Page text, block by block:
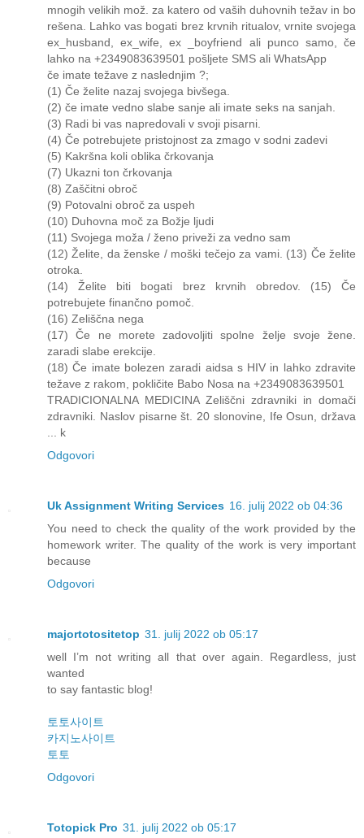
mnogih velikih mož. za katero od vaših duhovnih težav in bo
rešena. Lahko vas bogati brez krvnih ritualov, vrnite svojega
ex_husband, ex_wife, ex _boyfriend ali punco samo, če
lahko na +2349083639501 pošljete SMS ali WhatsApp
če imate težave z naslednjim ?;
(1) Če želite nazaj svojega bivšega.
(2) če imate vedno slabe sanje ali imate seks na sanjah.
(3) Radi bi vas napredovali v svoji pisarni.
(4) Če potrebujete pristojnost za zmago v sodni zadevi
(5) Kakršna koli oblika črkovanja
(7) Ukazni ton črkovanja
(8) Zaščitni obroč
(9) Potovalni obroč za uspeh
(10) Duhovna moč za Božje ljudi
(11) Svojega moža / ženo priveži za vedno sam
(12) Želite, da ženske / moški tečejo za vami. (13) Če želite
otroka.
(14) Želite biti bogati brez krvnih obredov. (15) Če
potrebujete finančno pomoč.
(16) Zeliščna nega
(17) Če ne morete zadovoljiti spolne želje svoje žene.
zaradi slabe erekcije.
(18) Če imate bolezen zaradi aidsa s HIV in lahko zdravite
težave z rakom, pokličite Babo Nosa na +2349083639501
TRADICIONALNA MEDICINA Zeliščni zdravniki in domači
zdravniki. Naslov pisarne št. 20 slonovine, Ife Osun, država
... k
Odgovori
Uk Assignment Writing Services 16. julij 2022 ob 04:36
You need to check the quality of the work provided by the
homework writer. The quality of the work is very important
because
Odgovori
majortotositetop 31. julij 2022 ob 05:17
well I’m not writing all that over again. Regardless, just
wanted
to say fantastic blog!
토토사이트
카지노사이트
토토
Odgovori
Totopick Pro 31. julij 2022 ob 05:17